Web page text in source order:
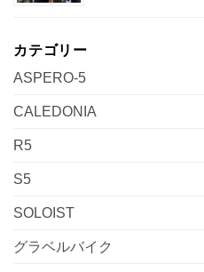
カテゴリー
ASPERO-5
CALEDONIA
R5
S5
SOLOIST
グラベルバイク